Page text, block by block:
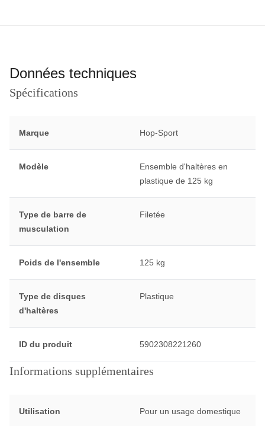
Données techniques
Spécifications
Marque Hop-Sport
Modèle
Ensemble d'haltères en
plastique de 125 kg
Type de barre de
musculation
Filetée
Poids de l'ensemble 125 kg
Type de disques
d'haltères
Plastique
ID du produit 5902308221260
Informations supplémentaires
Utilisation Pour un usage domestique